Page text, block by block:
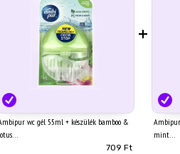
wc gél 55ml + készülék bamboo &
709 Ft
+
mint